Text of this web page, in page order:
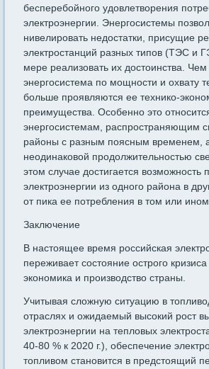
бесперебойного удовлетворения
электроэнергии. Энергосистемы
нивелировать недостатки, присущие
электростанций разных типов (ТЭС и
мере реализовать их достоинства.
энергосистема по мощности и охвату
больше проявляются ее технико-
преимущества. Особенно это
энергосистемам, распространяющим
районы с разным поясным временем,
неодинаковой продолжительностью
этом случае достигается возможность
электроэнергии из одного района в
от пика ее потребления в том или
Заключение
В настоящее время российская
переживает состояние острого кризиса
экономика и производство страны.
Учитывая сложную ситуацию в
отраслях и ожидаемый высокий рост
электроэнергии на тепловых
40-80 % к 2020 г.), обеспечение
топливом становится в предстоящий